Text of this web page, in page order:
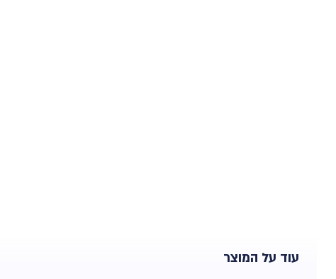
עוד על המוצר